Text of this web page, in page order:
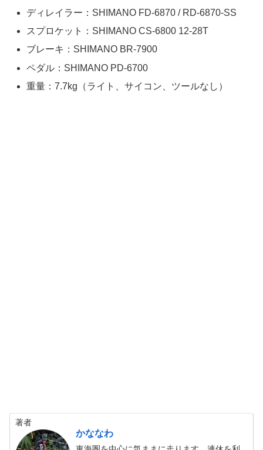
ディレイラー：SHIMANO FD-6870 / RD-6870-SS
スプロケット：SHIMANO CS-6800 12-28T
ブレーキ：SHIMANO BR-7900
ペダル：SHIMANO PD-6700
重量：7.7kg（ライト、サイコン、ツールなし）
著者
かななわ